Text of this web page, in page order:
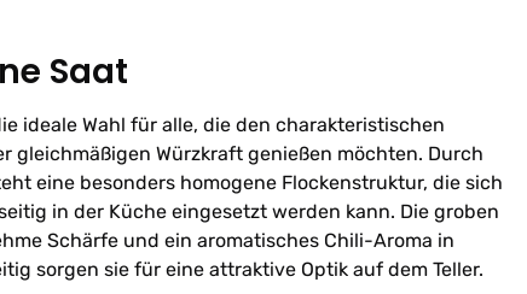
Saat
ideale Wahl für alle, die den charakteristischen
gleichmäßigen Würzkraft genießen möchten. Durch
eine besonders homogene Flockenstruktur, die sich
in der Küche eingesetzt werden kann. Die groben
Schärfe und ein aromatisches Chili-Aroma in
sorgen sie für eine attraktive Optik auf dem Teller.